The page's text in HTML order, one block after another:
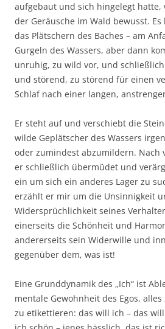
aufgebaut und sich hingelegt
der Geräusche im Wald bewusst.
das Plätschern des Baches – am
Gurgeln des Wassers, aber dann
unruhig, zu wild vor, und
und störend, zu störend für einen
Schlaf nach einer langen,
Er steht auf und verschiebt die
wilde Geplätscher des Wassers
oder zumindest abzumildern. Nach
er schließlich übermüdet und
ein um sich ein anderes Lager zu
erzählt er mir um die Unsinnigkeit
Widersprüchlichkeit seines
einerseits die Schönheit und
andererseits sein Widerwille und
gegenüber dem, was ist!
Eine Grunddynamik des „Ich“ ist
mentale Gewohnheit des Egos,
zu etikettieren: das will ich – das